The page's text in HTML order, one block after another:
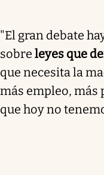
"El gran debate
sobre leyes que
que necesita la
más empleo,
que hoy no